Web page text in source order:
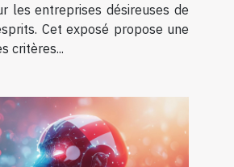
les entreprises désireuses de
Cet exposé propose une
critères...